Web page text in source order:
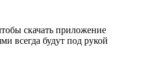
скачать приложение
всегда будут под рукой